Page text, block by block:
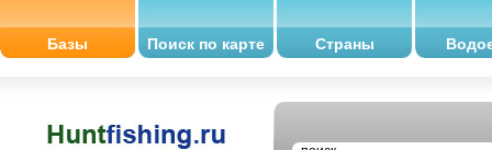
Базы Поиск по карте Страны